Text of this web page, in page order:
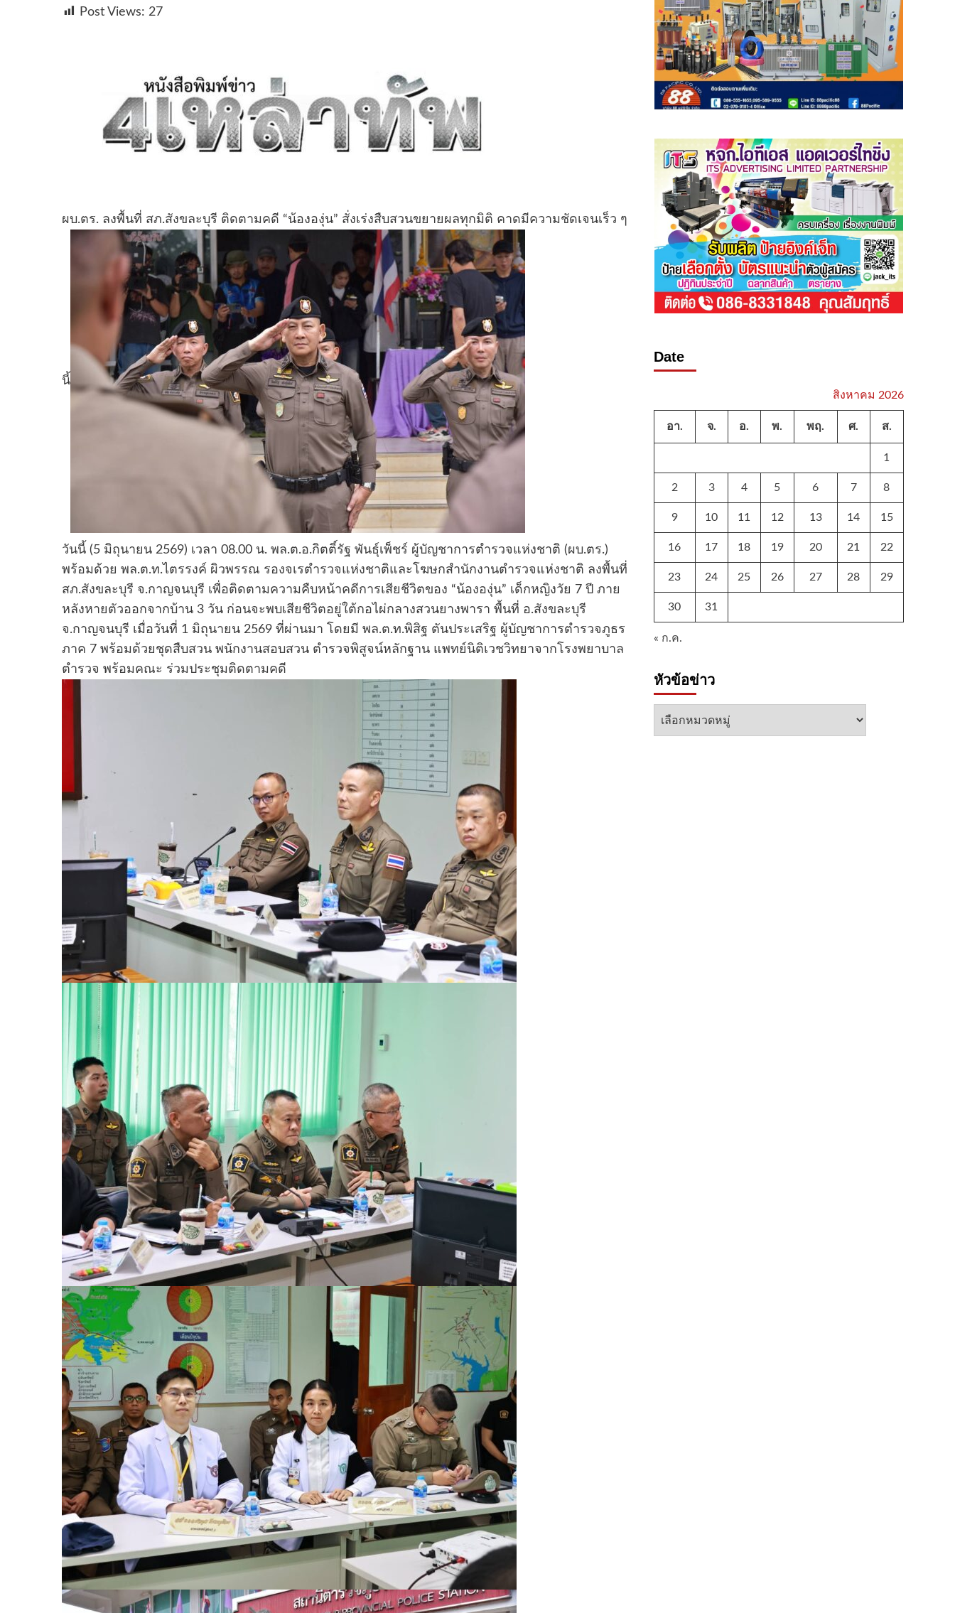
Post Views: 27
ผบ.ตร. ลงพื้นที่ สภ.สังขละบุรี ติดตามคดี “น้ององุ่น” สั่งเร่งสืบสวนขยายผลทุกมิติ คาดมีความชัดเจนเร็ว ๆ
นี้
วันนี้ (5 มิถุนายน 2569) เวลา 08.00 น. พล.ต.อ.กิตติ์รัฐ พันธุ์เพ็ชร์ ผู้บัญชาการตำรวจแห่งชาติ (ผบ.ตร.)
พร้อมด้วย พล.ต.ท.ไตรรงค์ ผิวพรรณ รองจเรตำรวจแห่งชาติและโฆษกสำนักงานตำรวจแห่งชาติ ลงพื้นที่
สภ.สังขละบุรี จ.กาญจนบุรี เพื่อติดตามความคืบหน้าคดีการเสียชีวิตของ “น้ององุ่น” เด็กหญิงวัย 7 ปี ภาย
หลังหายตัวออกจากบ้าน 3 วัน ก่อนจะพบเสียชีวิตอยู่ใต้กอไผ่กลางสวนยางพารา พื้นที่ อ.สังขละบุรี
จ.กาญจนบุรี เมื่อวันที่ 1 มิถุนายน 2569 ที่ผ่านมา โดยมี พล.ต.ท.พิสิฐ ตันประเสริฐ ผู้บัญชาการตำรวจภูธร
ภาค 7 พร้อมด้วยชุดสืบสวน พนักงานสอบสวน ตำรวจพิสูจน์หลักฐาน แพทย์นิติเวชวิทยาจากโรงพยาบาล
ตำรวจ พร้อมคณะ ร่วมประชุมติดตามคดี
Date
สิงหาคม 2026
อา. จ. อ. พ. พฤ. ศ. ส.
1
2 3 4 5 6 7 8
9 10 11 12 13 14 15
16 17 18 19 20 21 22
23 24 25 26 27 28 29
30 31
« ก.ค.
หัวข้อข่าว
หัวข้อ